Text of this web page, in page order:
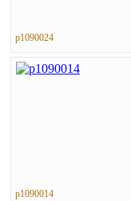
p1090024
p1090014